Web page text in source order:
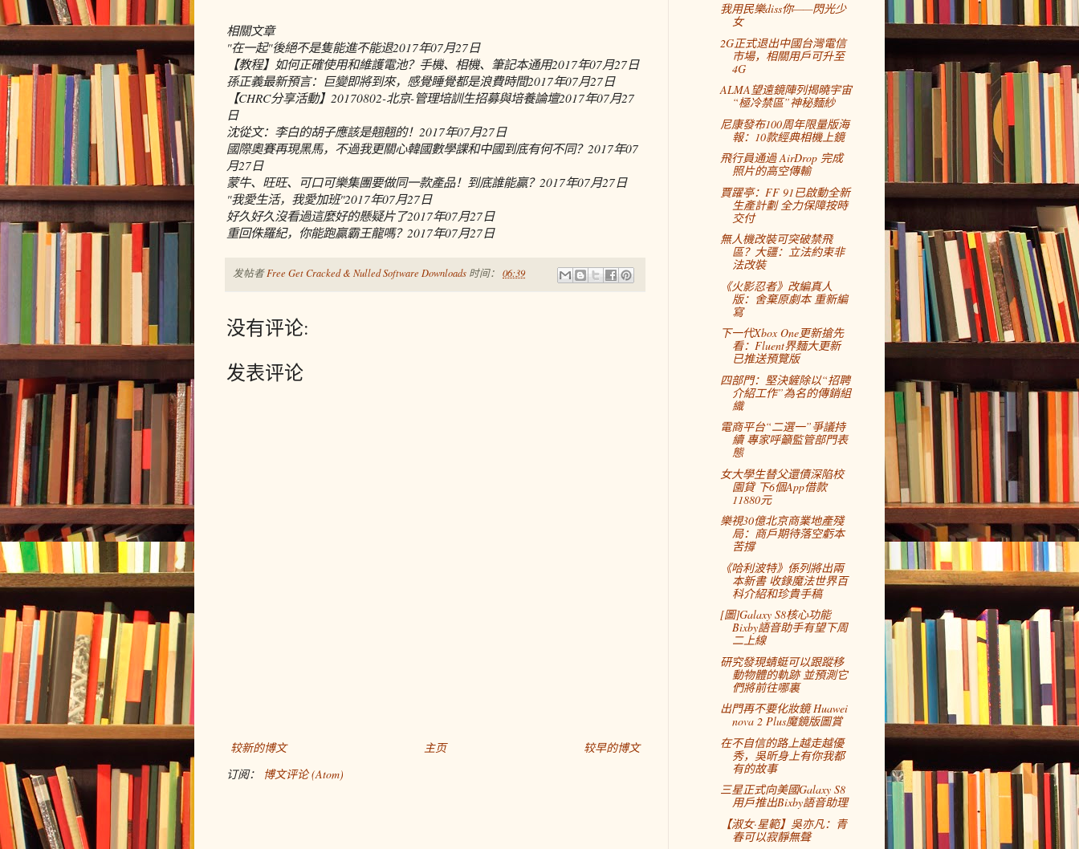
相關文章
"在一起"後絕不是隻能進不能退2017年07月27日
【教程】如何正確使用和維護電池？手機、相機、筆記本通用2017年07月27日
孫正義最新預言：巨變即將到來，感覺睡覺都是浪費時間2017年07月27日
【CHRC分享活動】20170802-北京-管理培訓生招募與培養論壇2017年07月27
日
沈從文：李白的胡子應該是翹翹的！ 2017年07月27日
國際奧賽再現黑馬，不過我更關心韓國數學課和中國到底有何不同？ 2017年07
月27日
蒙牛、旺旺、可口可樂集團要做同一款產品！到底誰能贏？ 2017年07月27日
"我愛生活，我愛加班"2017年07月27日
好久好久沒看過這麼好的懸疑片了2017年07月27日
重回侏羅紀，你能跑贏霸王龍嗎？ 2017年07月27日
发帖者Free Get Cracked & Nulled Software Downloads 时间： 06:39
没有评论:
发表评论
较新的博文 较早的博文
主页
订阅：
博文评论 (Atom)
我用民樂diss你——閃光少
女
2G正式退出中國台灣電信
市場，相關用戶可升至
4G
ALMA望遠鏡陣列揭曉宇宙
“極冷禁區”神秘麵紗
尼康發布100周年限量版海
報：10款經典相機上鏡
飛行員通過 AirDrop 完成
照片的高空傳輸
賈躍亭：FF 91已啟動全新
生產計劃 全力保障按時
交付
無人機改裝可突破禁飛
區？大疆：立法約束非
法改裝
《火影忍者》改編真人
版：舍棄原劇本 重新編
寫
下一代Xbox One更新搶先
看：Fluent界麵大更新
已推送預覽版
四部門：堅決鏟除以“招聘
介紹工作”為名的傳銷組
織
電商平台“二選一”爭議持
續 專家呼籲監管部門表
態
女大學生替父還債深陷校
園貸 下6個App借款
11880元
樂視30億北京商業地產殘
局：商戶期待落空虧本
苦撐
《哈利波特》係列將出兩
本新書 收錄魔法世界百
科介紹和珍貴手稿
[圖]Galaxy S8核心功能
Bixby語音助手有望下周
二上線
研究發現蜻蜓可以跟蹤移
動物體的軌跡 並預測它
們將前往哪裏
出門再不要化妝鏡 Huawei
nova 2 Plus魔鏡版圖賞
在不自信的路上越走越優
秀，吳昕身上有你我都
有的故事
三星正式向美國Galaxy S8
用戶推出Bixby語音助理
【淑女·星範】吳亦凡：青
春可以寂靜無聲